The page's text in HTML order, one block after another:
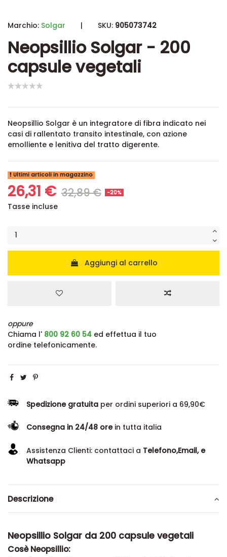
Marchio: Solgar | SKU: 905073742
Neopsillio Solgar - 200
capsule vegetali
Neopsillio Solgar è un integratore di fibra indicato nei
casi di rallentato transito intestinale, con azione
emolliente e lenitiva del tratto digerente.
Ultimi articoli in magazzino
26,31 € 32,89 € -20%
Tasse incluse
Aggiungi al carrello
oppure
Chiama l' 800 92 60 54 ed effettua il tuo
ordine telefonicamente.
Spedizione gratuita per ordini superiori a 69,90€
Consegna in 24/48 orein tutta italia
Assistenza Clienti: contattaci a Telefono,Email, e
Whatsapp
Descrizione
Neopsillio Solgar da 200 capsule vegetali
Cosè Neopsillio: